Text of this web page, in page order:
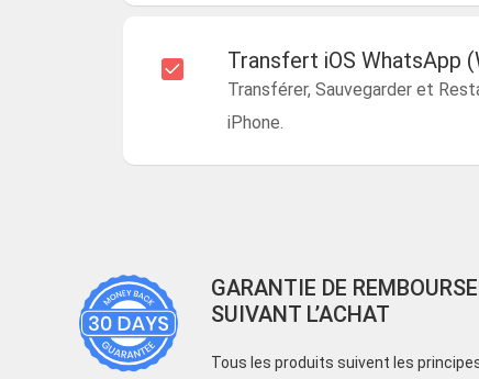
Transfert iOS WhatsApp
Transférer, Sauvegarder et
iPhone.
GARANTIE DE
SUIVANT L’ACHAT
Tous les produits suivent les